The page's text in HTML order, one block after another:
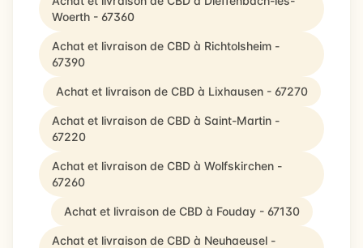
Woerth - 67360
Achat et livraison de CBD à Richtolsheim -
67390
Achat et livraison de CBD à Lixhausen - 67270
Achat et livraison de CBD à Saint-Martin -
67220
Achat et livraison de CBD à Wolfskirchen -
67260
Achat et livraison de CBD à Fouday - 67130
Achat et livraison de CBD à Neuhaeusel -